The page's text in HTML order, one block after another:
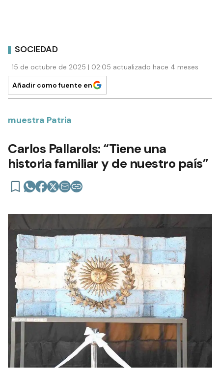
SOCIEDAD
15 de octubre de 2025 | 02:05 actualizado hace 4 meses
Añadir como fuente en
muestra Patria
Carlos Pallarols: “Tiene una
historia familiar y de nuestro país”